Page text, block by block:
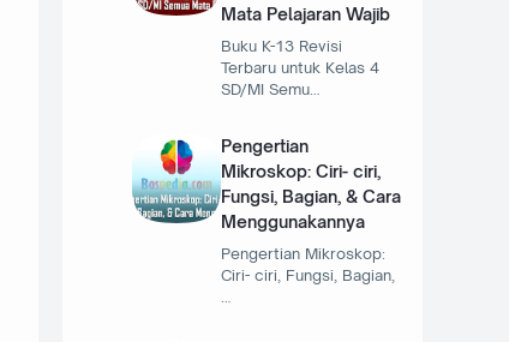
Mata Pelajaran Wajib
Buku K-13 Revisi
Terbaru untuk Kelas 4
SD/MI Semu…
Pengertian
Mikroskop: Ciri- ciri,
Fungsi, Bagian, & Cara
Menggunakannya
Pengertian Mikroskop:
Ciri- ciri, Fungsi, Bagian,